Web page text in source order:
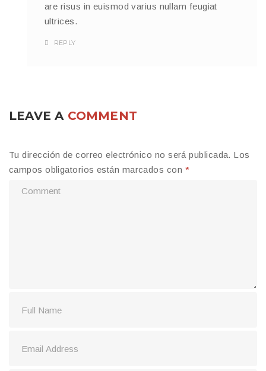
are risus in euismod varius nullam feugiat
ultrices.
REPLY
LEAVE A COMMENT
Tu dirección de correo electrónico no será publicada. Los
campos obligatorios están marcados con *